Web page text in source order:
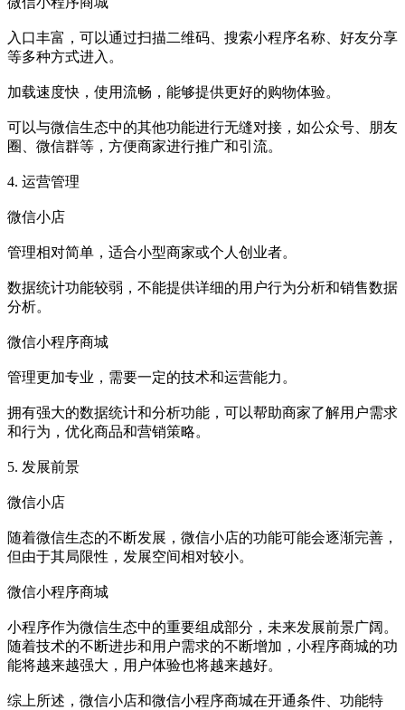
入口丰富，可以通过扫描二维码、搜索小程序名称、好友分享
等多种方式进入。
加载速度快，使用流畅，能够提供更好的购物体验。
可以与微信生态中的其他功能进行无缝对接，如公众号、朋友
圈、微信群等，方便商家进行推广和引流。
4. 运营管理
微信小店
管理相对简单，适合小型商家或个人创业者。
数据统计功能较弱，不能提供详细的用户行为分析和销售数据
分析。
微信小程序商城
管理更加专业，需要一定的技术和运营能力。
拥有强大的数据统计和分析功能，可以帮助商家了解用户需求
和行为，优化商品和营销策略。
5. 发展前景
微信小店
随着微信生态的不断发展，微信小店的功能可能会逐渐完善，
但由于其局限性，发展空间相对较小。
微信小程序商城
小程序作为微信生态中的重要组成部分，未来发展前景广阔。
随着技术的不断进步和用户需求的不断增加，小程序商城的功
能将越来越强大，用户体验也将越来越好。
综上所述，微信小店和微信小程序商城在开通条件、功能特